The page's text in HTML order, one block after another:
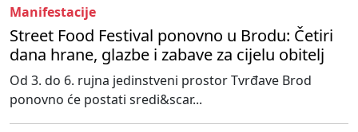
Manifestacije
Street Food Festival ponovno u Brodu: Četiri
dana hrane, glazbe i zabave za cijelu obitelj
Od 3. do 6. rujna jedinstveni prostor Tvrđave Brod
ponovno će postati sredi&scar...